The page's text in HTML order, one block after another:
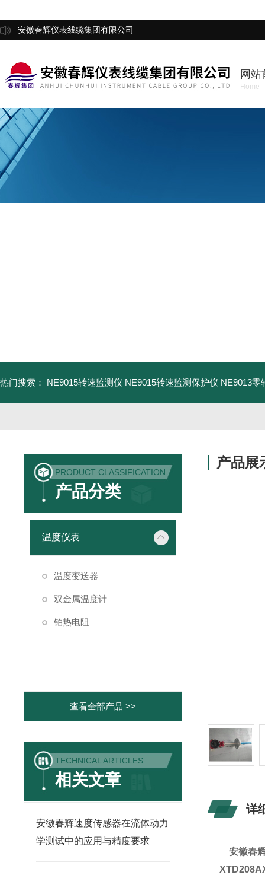
安徽春辉仪表线缆集团有限公司
网站
Home
热门搜索： NE9015转速监测仪 NE9015转速监测保护仪 NE9013零
PRODUCT CLASSIFICATION
产品分类
温度仪表
温度变送器
双金属温度计
铂热电阻
查看全部产品 >>
TECHNICAL ARTICLES
相关文章
安徽春辉速度传感器在流体动力
学测试中的应用与精度要求
产品展
详
安徽春